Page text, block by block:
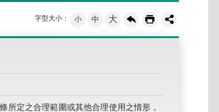
字型大小： 小 中 大
所定之合理範圍或其他合理使用之情形，